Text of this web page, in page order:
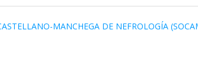
MANCHEGA DE NEFROLOGÍA